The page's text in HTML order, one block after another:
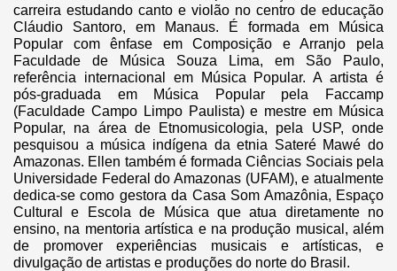
carreira estudando canto e violão no centro de educação
Cláudio Santoro, em Manaus. É formada em Música
Popular com ênfase em Composição e Arranjo pela
Faculdade de Música Souza Lima, em São Paulo,
referência internacional em Música Popular. A artista é
pós-graduada em Música Popular pela Faccamp
(Faculdade Campo Limpo Paulista) e mestre em Música
Popular, na área de Etnomusicologia, pela USP, onde
pesquisou a música indígena da etnia Sateré Mawé do
Amazonas. Ellen também é formada Ciências Sociais pela
Universidade Federal do Amazonas (UFAM), e atualmente
dedica-se como gestora da Casa Som Amazônia, Espaço
Cultural e Escola de Música que atua diretamente no
ensino, na mentoria artística e na produção musical, além
de promover experiências musicais e artísticas, e
divulgação de artistas e produções do norte do Brasil.